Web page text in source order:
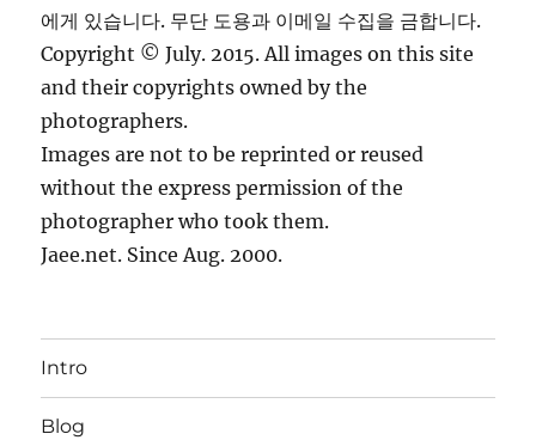
에게 있습니다. 무단 도용과 이메일 수집을 금합니다.
Copyright © July. 2015. All images on this site
and their copyrights owned by the
photographers.
Images are not to be reprinted or reused
without the express permission of the
photographer who took them.
Jaee.net. Since Aug. 2000.
Intro
Blog